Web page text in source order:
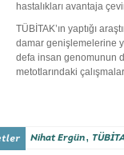
hastalıkları avantaja
TÜBİTAK’ın yaptığı
damar genişlemelerine
defa insan genomunun
metotlarındaki
Nihat Ergün,